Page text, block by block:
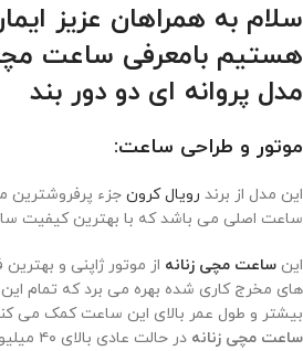
سلام به همراهان عزیز
هستیم بامعرفی ساعت
مدل پروانه ای دو دور بند
موتور و طراحی ساعت:
این مدل از برند رویال کرون جزء پرفروشترین
ساعت اصلی می باشد که با بهترین کیفیت
این ساعت مچی زنانه از موتور ژاپنی و
های مخرج کاری شده بهره می برد که تمام این
بیشتر و طول عمر بالای این ساعت کمک می
ساعت مچی زنانه
در حالت